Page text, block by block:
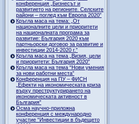
конференция „Бизнесът и
развитието на регионите. Селските
райони – поглед към Европа 2020”
Кръгла маса на тема: „От
националните цели и приоритети
на националната програма за
развитие: България 2020 към
партньорски договор за развитие и
инвестиции 2014-2020 г.”
Кръгла маса на тема „Визия, цели
и приоритети: България 2020”
Кръгла маса на тема “Нови умения
за нови работни места”
Конференция на ПУ – ФИСН
„Ефекти на икономическата криза
върху преструктурирането на
икономическата активност в
България”
Осма научно-приложна
конференция с международно
участие “Инвестиции в бъдещето